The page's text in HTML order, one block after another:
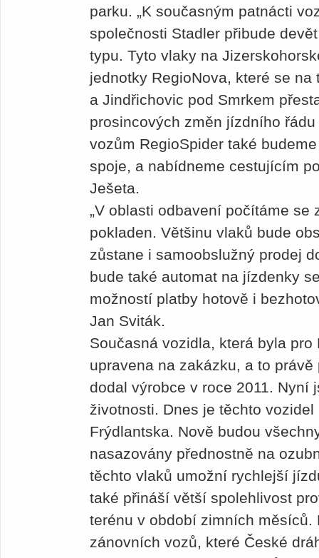
parku. „K současným patnácti
společnosti Stadler přibude
typu. Tyto vlaky na
jednotky RegioNova, které se
a Jindřichovic pod Smrkem
prosincových změn jízdního
vozům RegioSpider také
spoje, a nabídneme cestujícím
Ješeta.
„V oblasti odbavení počítáme
pokladen. Většinu vlaků bude
zůstane i samoobslužný prodej
bude také automat na jízdenky
možností platby hotově i
Jan Sviták.
Současná vozidla, která byla
upravena na zakázku, a to
dodal výrobce v roce 2011. Nyní
životnosti. Dnes je těchto
Frýdlantska. Nově budou
nasazovány přednostně na
těchto vlaků umožní rychlejší
také přináší větší spolehlivost
terénu v období zimních
zánovních vozů, které České